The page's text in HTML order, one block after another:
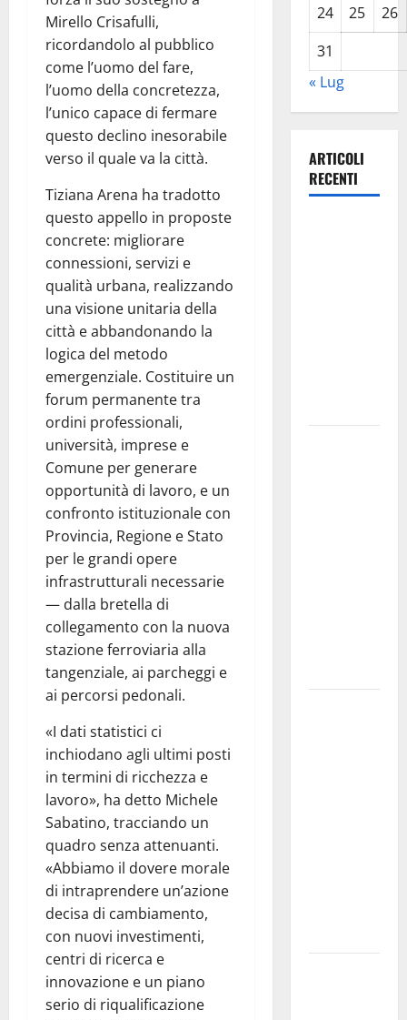
Mirello Crisafulli,
ricordandolo al pubblico
come l’uomo del fare,
l’uomo della concretezza,
l’unico capace di fermare
questo declino inesorabile
verso il quale va la città.
Tiziana Arena ha tradotto
questo appello in proposte
concrete: migliorare
connessioni, servizi e
qualità urbana, realizzando
una visione unitaria della
città e abbandonando la
logica del metodo
emergenziale. Costituire un
forum permanente tra
ordini professionali,
università, imprese e
Comune per generare
opportunità di lavoro, e un
confronto istituzionale con
Provincia, Regione e Stato
per le grandi opere
infrastrutturali necessarie
— dalla bretella di
collegamento con la nuova
stazione ferroviaria alla
tangenziale, ai parcheggi e
ai percorsi pedonali.
«I dati statistici ci
inchiodano agli ultimi posti
in termini di ricchezza e
lavoro», ha detto Michele
Sabatino, tracciando un
quadro senza attenuanti.
«Abbiamo il dovere morale
di intraprendere un’azione
decisa di cambiamento,
con nuovi investimenti,
centri di ricerca e
innovazione e un piano
serio di riqualificazione
24 25
26
31
« Lug
ARTICOLI
RECENTI